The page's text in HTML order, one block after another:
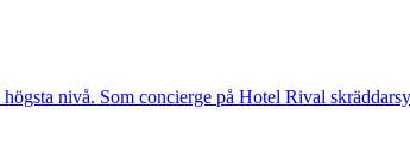
nivå. Som concierge på Hotel Rival